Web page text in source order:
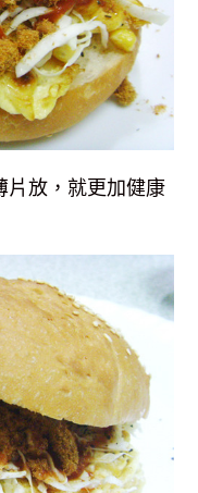
片放，就更加健康